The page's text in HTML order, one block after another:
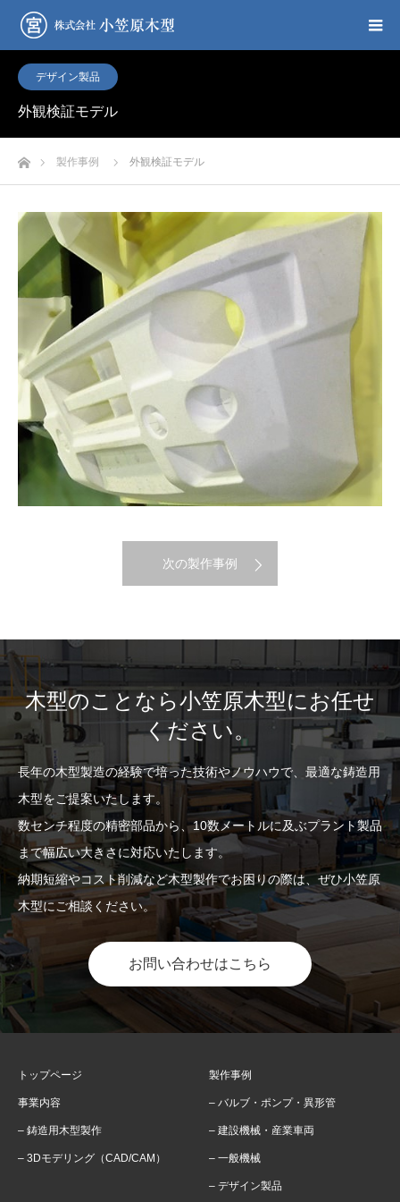
デザイン製品
外観検証モデル
ホーム製作事例 外観検証モデル
次の製作事例
木型のことなら小笠原木型にお任せ
ください。
長年の木型製造の経験で培った技術やノウハウで、最適な鋳造用
木型をご提案いたします。
数センチ程度の精密部品から、10数メートルに及ぶプラント製品
まで幅広い大きさに対応いたします。
納期短縮やコスト削減など木型製作でお困りの際は、ぜひ小笠原
木型にご相談ください。
お問い合わせはこちら
トップページ
事業内容
– 鋳造用木型製作
– 3Dモデリング（CAD/CAM）
製作事例
– バルブ・ポンプ・異形管
– 建設機械・産業車両
– 一般機械
– デザイン製品